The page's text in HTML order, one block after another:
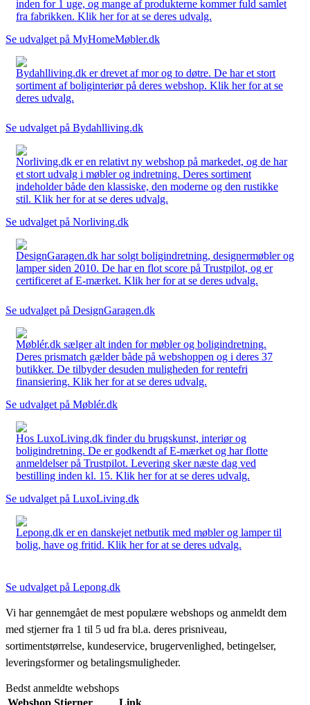
inden for 1 uge, og mange af produkterne kommer fuld samlet
fra fabrikken. Klik her for at se deres udvalg.
Se udvalget på MyHomeMøbler.dk
Bydahlliving.dk er drevet af mor og to døtre. De har et stort
sortiment af boliginteriør på deres webshop. Klik her for at se
deres udvalg.
Se udvalget på Bydahlliving.dk
Norliving.dk er en relativt ny webshop på markedet, og de har
et stort udvalg i møbler og indretning. Deres sortiment
indeholder både den klassiske, den moderne og den rustikke
stil. Klik her for at se deres udvalg.
Se udvalget på Norliving.dk
DesignGaragen.dk har solgt boligindretning, designermøbler og
lamper siden 2010. De har en flot score på Trustpilot, og er
certificeret af E-mærket. Klik her for at se deres udvalg.
Se udvalget på DesignGaragen.dk
Møblér.dk sælger alt inden for møbler og boligindretning.
Deres prismatch gælder både på webshoppen og i deres 37
butikker. De tilbyder desuden muligheden for rentefri
finansiering. Klik her for at se deres udvalg.
Se udvalget på Møblér.dk
Hos LuxoLiving.dk finder du brugskunst, interiør og
boligindretning. De er godkendt af E-mærket og har flotte
anmeldelser på Trustpilot. Levering sker næste dag ved
bestilling inden kl. 15. Klik her for at se deres udvalg.
Se udvalget på LuxoLiving.dk
Lepong.dk er en danskejet netbutik med møbler og lamper til
bolig, have og fritid. Klik her for at se deres udvalg.
Se udvalget på Lepong.dk
Vi har gennemgået de mest populære webshops og anmeldt dem
med stjerner fra 1 til 5 ud fra bl.a. deres prisniveau,
sortimentstørrelse, kundeservice, brugervenlighed, betingelser,
leveringsformer og betalingsmuligheder.
Bedst anmeldte webshops
Webshop Stjerner Link